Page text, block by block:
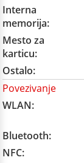
Interna
memorija:
Mesto za
karticu:
Ostalo:
Povezivanje
WLAN:
Bluetooth:
NFC: